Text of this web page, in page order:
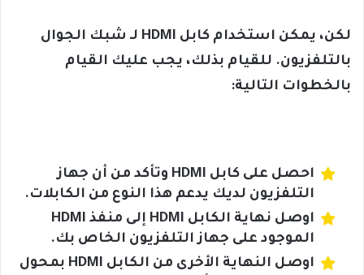
لكن، يمكن استخدام كابل HDMI لـ شبك الجوال
بالتلفزيون. للقيام بذلك، يجب عليك القيام
بالخطوات التالية:
احصل على كابل HDMI وتأكد من أن جهاز
التلفزيون لديك يدعم هذا النوع من الكابلات.
اوصل نهاية الكابل HDMI إلى منفذ HDMI
الموجود على جهاز التلفزيون الخاص بك.
اوصل النهاية الأخرى من الكابل HDMI بمحول